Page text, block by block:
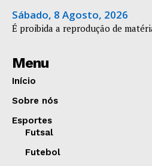
Sábado, 8 Agosto, 2026
É proibida a reprodução de
Menu
Início
Sobre nós
Esportes
Futsal
Futebol